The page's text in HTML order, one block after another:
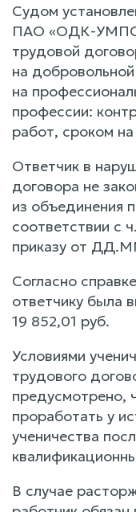
Судом
ПАО «ОДК-
трудовой
на
на
профессии:
работ, сроком
Ответчик в
договора не
из объединения
соответствии с
приказу от
Согласно
ответчику была
19 852,01 руб.
Условиями
трудового
предусмотрено,
проработать у
ученичества
В случае